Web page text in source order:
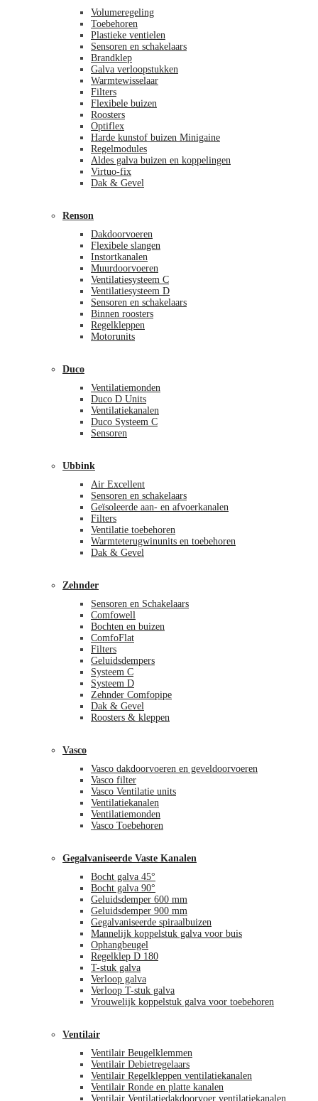
Volumeregeling
Toebehoren
Plastieke ventielen
Sensoren en schakelaars
Brandklep
Galva verloopstukken
Warmtewisselaar
Filters
Flexibele buizen
Roosters
Optiflex
Harde kunstof buizen Minigaine
Regelmodules
Aldes galva buizen en koppelingen
Virtuo-fix
Dak & Gevel
Renson
Dakdoorvoeren
Flexibele slangen
Instortkanalen
Muurdoorvoeren
Ventilatiesysteem C
Ventilatiesysteem D
Sensoren en schakelaars
Binnen roosters
Regelkleppen
Motorunits
Duco
Ventilatiemonden
Duco D Units
Ventilatiekanalen
Duco Systeem C
Sensoren
Ubbink
Air Excellent
Sensoren en schakelaars
Geïsoleerde aan- en afvoerkanalen
Filters
Ventilatie toebehoren
Warmteterugwinunits en toebehoren
Dak & Gevel
Zehnder
Sensoren en Schakelaars
Comfowell
Bochten en buizen
ComfoFlat
Filters
Geluidsdempers
Systeem C
Systeem D
Zehnder Comfopipe
Dak & Gevel
Roosters & kleppen
Vasco
Vasco dakdoorvoeren en geveldoorvoeren
Vasco filter
Vasco Ventilatie units
Ventilatiekanalen
Ventilatiemonden
Vasco Toebehoren
Gegalvaniseerde Vaste Kanalen
Bocht galva 45°
Bocht galva 90°
Geluidsdemper 600 mm
Geluidsdemper 900 mm
Gegalvaniseerde spiraalbuizen
Mannelijk koppelstuk galva voor buis
Ophangbeugel
Regelklep D 180
T-stuk galva
Verloop galva
Verloop T-stuk galva
Vrouwelijk koppelstuk galva voor toebehoren
Ventilair
Ventilair Beugelklemmen
Ventilair Debietregelaars
Ventilair Regelkleppen ventilatiekanalen
Ventilair Ronde en platte kanalen
Ventilair Ventilatiedakdoorvoer ventilatiekanalen